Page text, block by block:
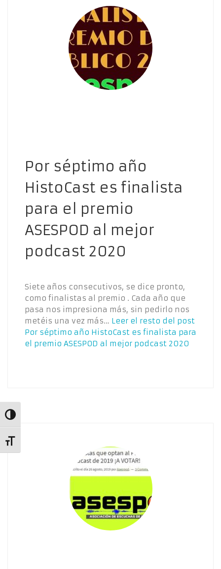
Alternar alto contraste
Alternar tamaño de letra
Por séptimo año
HistoCast es finalista
para el premio
ASESPOD al mejor
podcast 2020
Siete años consecutivos, se dice pronto,
como finalistas al premio . Cada año que
pasa nos impresiona más, sin pedirlo nos
metéis una vez más… Leer el resto del post
Por séptimo año HistoCast es finalista para
el premio ASESPOD al mejor podcast 2020